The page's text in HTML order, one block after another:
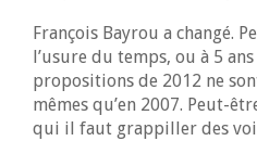
François Bayrou a changé.
l’usure du temps, ou à 5
propositions de 2012 ne
mêmes qu’en 2007. Peut-
qui il faut grappiller des